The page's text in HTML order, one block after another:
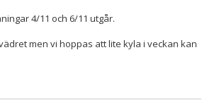
4/11 och 6/11 utgår.
men vi hoppas att lite kyla i veckan kan